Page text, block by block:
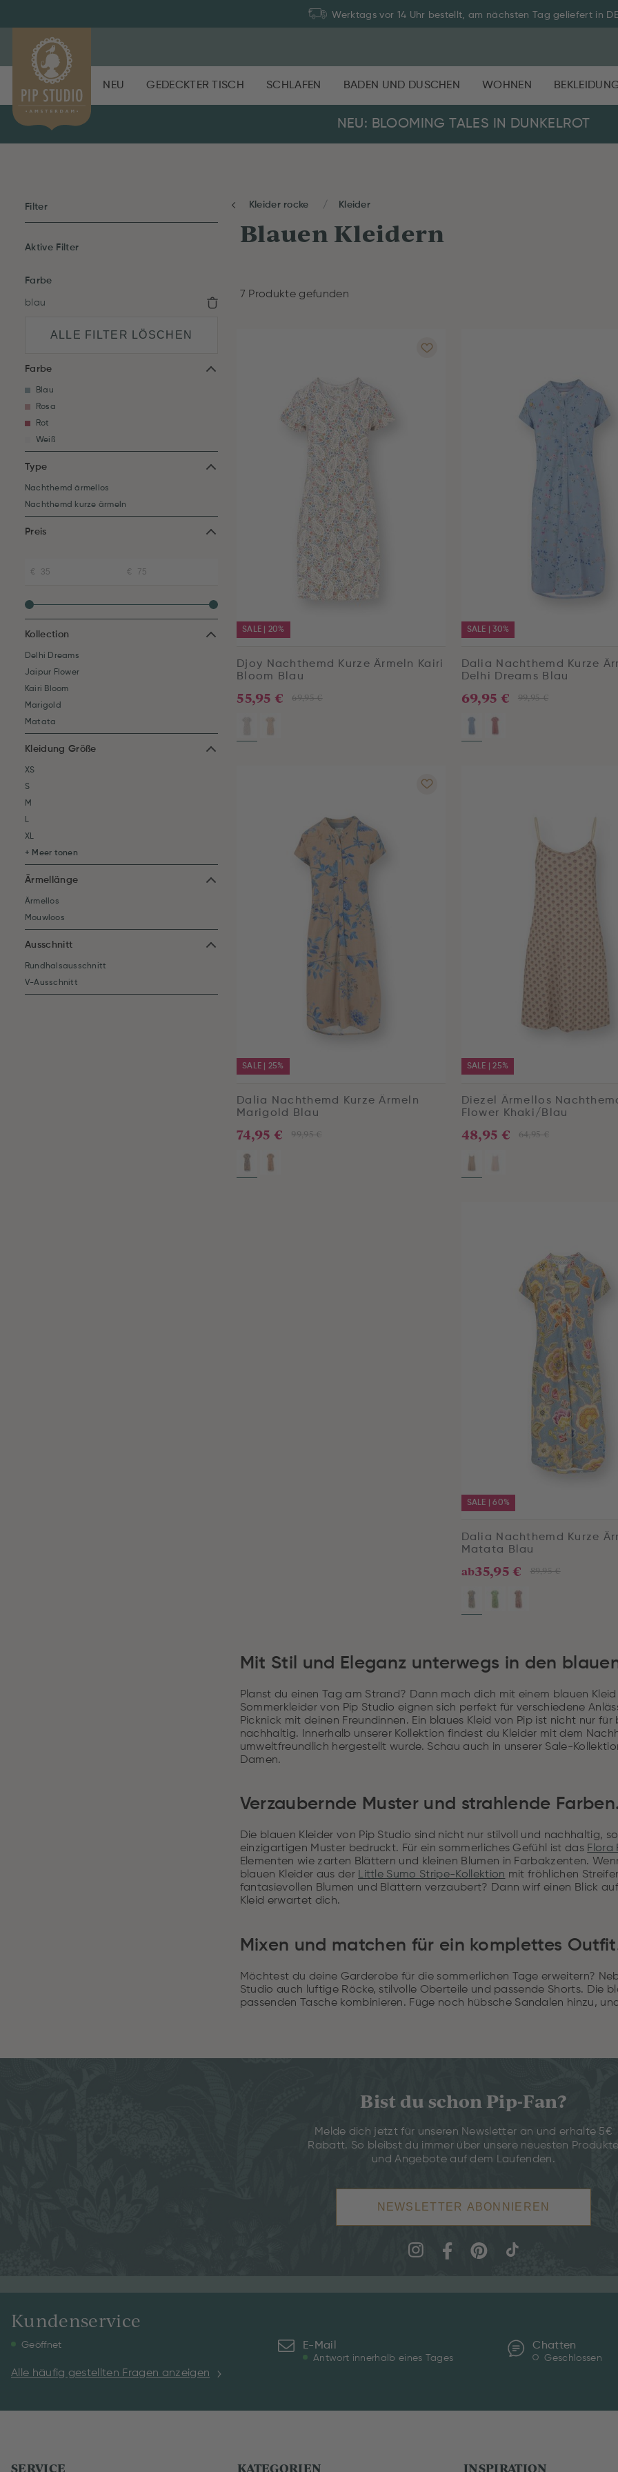
Werktags vor 14 Uhr bestellt, am nächsten Tag geliefert in DE
NEU GEDECKTER TISCH SCHLAFEN BADEN UND DUSCHEN WOHNEN
NEU: BLOOMING TALES IN DUNKELROT
Filter
Aktive Filter
Farbe
blau
ALLE FILTER LÖSCHEN
Farbe
Blau
Rosa
Rot
Weiß
Type
Nachthemd ärmellos
Nachthemd kurze ärmeln
Preis
Kollection
Delhi Dreams
Jaipur Flower
Kairi Bloom
Marigold
Matata
Kleidung Größe
XS
S
M
L
XL
+ Meer tonen
Ärmellänge
Ärmellos
Mouwloos
Ausschnitt
Rundhalsausschnitt
V-Ausschnitt
Kleider rocke Kleider
Blauen Kleidern
7 Produkte gefunden
SALE | 20%
Djoy Nachthemd Kurze Ärmeln Kairi
Bloom Blau
69,95 €
55,95 €
SALE | 30%
Dalia Nachthemd Kurze
Delhi Dreams Blau
99,95 €
69,95 €
SALE | 25%
Dalia Nachthemd Kurze Ärmeln
Marigold Blau
99,95 €
74,95 €
SALE | 25%
Diezel Ärmellos
Flower Khaki/Blau
64,95 €
48,95 €
SALE | 60%
Dalia Nachthemd Kurze
Matata Blau
ab 89,95 €
35,95 €
Mit Stil und Eleganz unterwegs in den
Planst du einen Tag am Strand? Dann mach dich mit einem blauen
Sommerkleider von Pip Studio eignen sich perfekt für verschiedene
Picknick mit deinen Freundinnen. Ein blaues Kleid von Pip ist nicht nur
nachhaltig. Innerhalb unserer Kollektion findest du Kleider mit dem
umweltfreundlich hergestellt wurde. Schau auch in unserer Sale-
Damen.
Verzaubernde Muster und strahlende
Die blauen Kleider von Pip Studio sind nicht nur stilvoll und nachhaltig,
einzigartigen Muster bedruckt. Für ein sommerliches Gefühl ist das Flora
Elementen wie zarten Blättern und kleinen Blumen in Farbakzenten.
blauen Kleider aus der Little Sumo Stripe-Kollektion mit fröhlichen
fantasievollen Blumen und Blättern verzaubert? Dann wirf einen Blick
Kleid erwartet dich.
Mixen und matchen für ein komplettes
Möchtest du deine Garderobe für die sommerlichen Tage erweitern?
Studio auch luftige Röcke, stilvolle Oberteile und passende Shorts. Die
passenden Tasche kombinieren. Füge noch hübsche Sandalen hinzu,
Bist du schon Pip-Fan?
Melde dich jetzt für unseren Newsletter an und erhalte 5€
Rabatt. So bleibst du immer über unsere neuesten
und Angebote auf dem Laufenden.
NEWSLETTER ABONNIEREN
Kundenservice
Geöffnet
Alle häufig gestellten Fragen anzeigen
E-Mail
Antwort innerhalb eines Tages
Chatten
Geschlossen
SERVICE KATEGORIEN INSPIRATION